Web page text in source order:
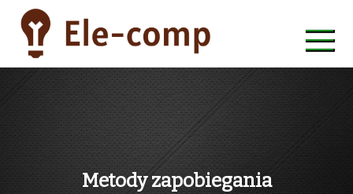
content
ele-comp
Metody zapobiegania